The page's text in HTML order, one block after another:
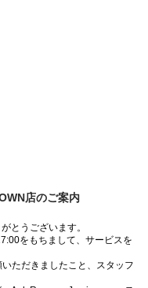
店のご案内
とうございます。
をもちまして、サービスを
ただきましたこと、スタッフ